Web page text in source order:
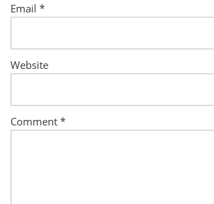
Email *
Website
Comment *